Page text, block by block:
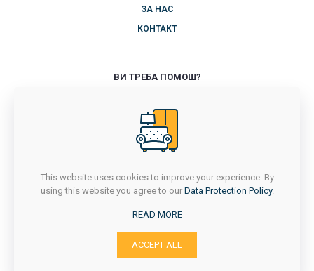
ЗА НАС
КОНТАКТ
ВИ ТРЕБА ПОМОШ?
ПОНЕДЕЛНИК-ПЕТОК
7Ч - 16Ч
НЕДЕЛА
с. Сушица, Струмица
Email: stolicara_jastreb@yahoo.com
This website uses cookies to improve your experience. By
using this website you agree to our Data Protection Policy.
READ MORE
ACCEPT ALL